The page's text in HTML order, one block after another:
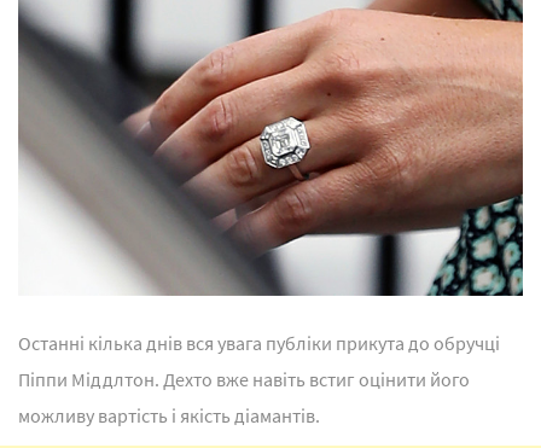
Останні кілька днів вся увага публіки прикута до обручці
Піппи Міддлтон. Дехто вже навіть встиг оцінити його
можливу вартість і якість діамантів.